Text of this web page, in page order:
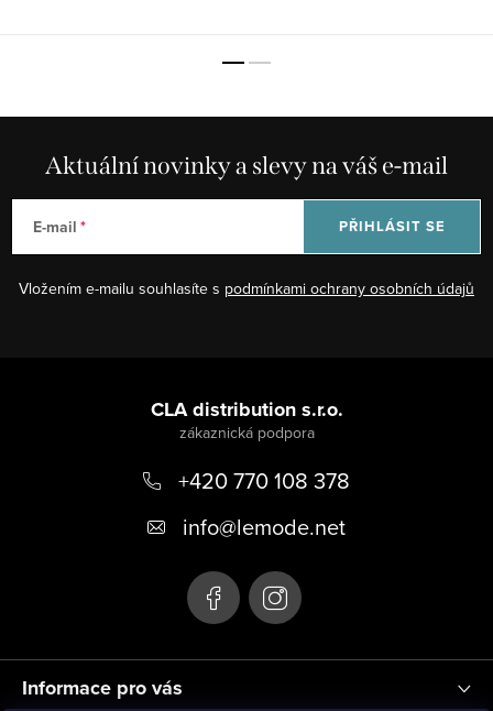
Aktuální novinky a slevy na váš e-mail
E-mail
Vložením e-mailu souhlasíte s podmínkami ochrany osobních údajů
PŘIHLÁSIT SE
Informace pro vás
CLA distribution s.r.o.
+420 770 108 378
info@lemode.net